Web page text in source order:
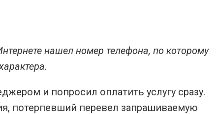
нашел номер телефона, по которому
и попросил оплатить услугу сразу.
потерпевший перевел запрашиваемую